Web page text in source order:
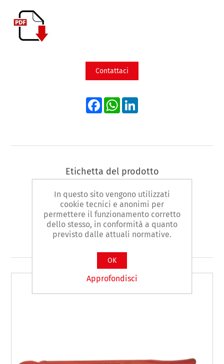
Contattaci
FacebookWhatsApp
Etichetta del prodotto
Prodotti correlati
In questo sito vengono utilizzati
cookie tecnici e anonimi per
permettere il funzionamento corretto
dello stesso, in conformità a quanto
previsto dalle attuali normative.
OK
Approfondisci